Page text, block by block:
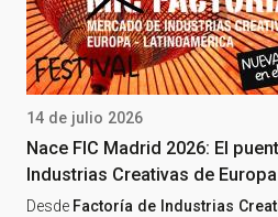
14 de julio 2026
Nace FIC Madrid 2026: El
Industrias Creativas de Europa
Desde Factoría de Industrias